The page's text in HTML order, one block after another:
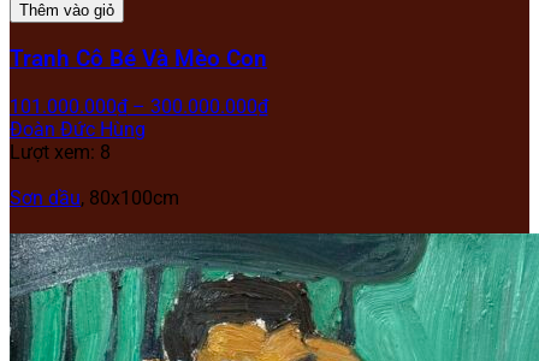
Thêm vào giỏ
Tranh Cô Bé Và Mèo Con
101.000.000₫ – 300.000.000₫
Đoàn Đức Hùng
Lượt xem: 8
Sơn dầu, 80x100cm